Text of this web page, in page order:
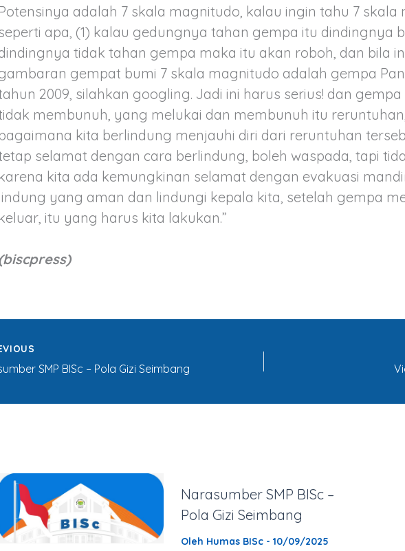
adalah 7 skala magnitudo, kalau ingin tahu 7 skala
apa, (1) kalau gedungnya tahan gempa itu dindingnya
tidak tahan gempa maka itu akan roboh, dan bila
gempat bumi 7 skala magnitudo adalah gempa
2009, silahkan googling. Jadi ini harus serius! dan
membunuh, yang melukai dan membunuh itu
kita berlindung menjauhi diri dari reruntuhan
selamat dengan cara berlindung, boleh waspada, tapi
kita ada kemungkinan selamat dengan evakuasi
yang aman dan lindungi kepala kita, setelah gempa
itu yang harus kita lakukan.”
SMP BISc – Pola Gizi Seimbang
Narasumber SMP BISc –
Pola Gizi Seimbang
Oleh Humas BISc -10/09/2025